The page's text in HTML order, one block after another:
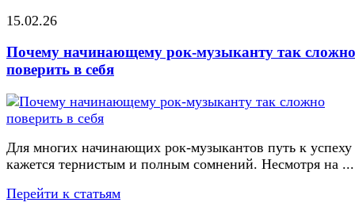
15.02.26
Почему начинающему рок-музыканту так сложно
поверить в себя
Для многих начинающих рок-музыкантов путь к успеху
кажется тернистым и полным сомнений. Несмотря на ...
Перейти к статьям